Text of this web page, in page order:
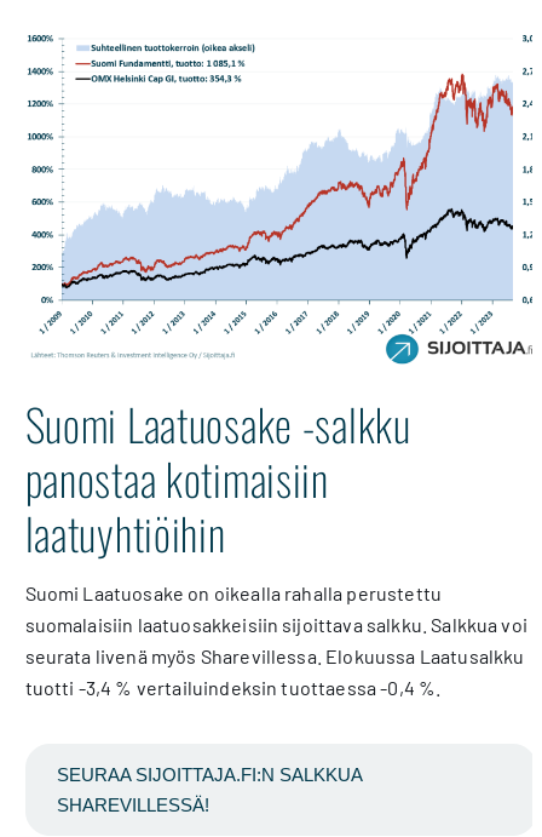
Suomi Laatuosake -salkku
panostaa kotimaisiin
laatuyhtiöihin
Suomi Laatuosake on oikealla rahalla perustettu
suomalaisiin laatuosakkeisiin sijoittava salkku. Salkkua voi
seurata livenä myös Sharevillessa. Elokuussa Laatusalkku
tuotti -3,4 % vertailuindeksin tuottaessa -0,4 %.
SEURAA SIJOITTAJA.FI:N SALKKUA
SHAREVILLESSÄ!